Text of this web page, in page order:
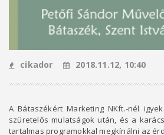
cikador 2018.11.12, 10:40
A Bátaszékért Marketing NKft.-nél
szüretelős mulatságok után, és a
tartalmas programokkal megkínálni az